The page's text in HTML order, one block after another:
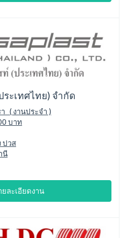
ะเทศไทย) จำกัด
( งานประจำ )
บาท
ปวส
นี
ยละเอียดงาน